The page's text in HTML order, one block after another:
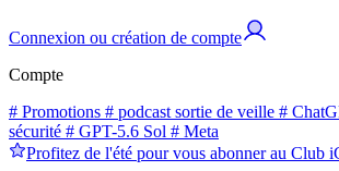
Connexion ou création de compte
Compte
# Promotions # podcast sortie de veille #
sécurité # GPT-5.6 Sol # Meta
Profitez de l'été pour vous abonner au Club